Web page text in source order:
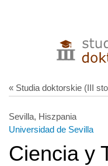
« Studia doktorskie (III
Sevilla, Hiszpania
Universidad de Sevilla
Ciencia y